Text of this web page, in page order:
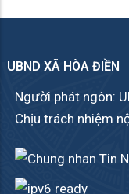
UBND XÃ HÒA ĐIỀN
Người phát ngôn:
Chịu trách nhiệm